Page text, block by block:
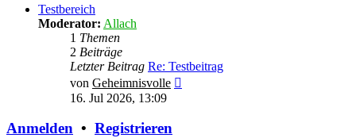
Testbereich
Moderator: Allach
1 Themen
2 Beiträge
Letzter Beitrag Re: Testbeitrag
von Geheimnisvolle
16. Jul 2026, 13:09
Anmelden • Registrieren